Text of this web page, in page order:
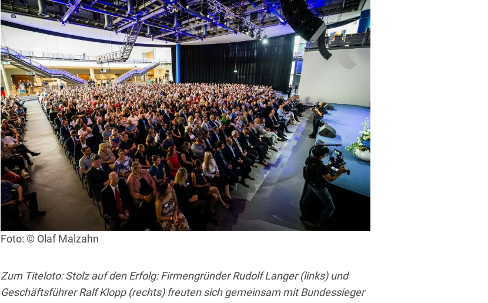
Foto: © Olaf Malzahn
Zum Titeloto: Stolz auf den Erfolg: Firmengründer Rudolf Langer (links) und
Geschäftsführer Ralf Klopp (rechts) freuten sich gemeinsam mit Bundessieger